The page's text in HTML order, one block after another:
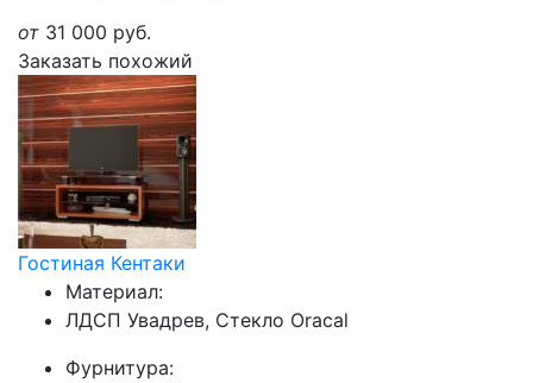
от 31 000 руб.
Заказать похожий
Гостиная Кентаки
Материал:
ЛДСП Увадрев, Стекло Oracal
Фурнитура: